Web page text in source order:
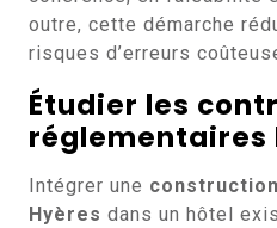
outre, cette démarche
risques d’erreurs
Étudier les
réglementaires
Intégrer une
Hyères dans un hôtel